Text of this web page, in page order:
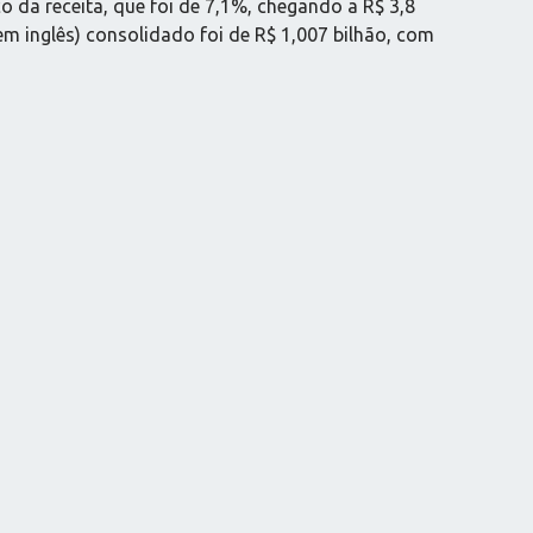
da receita, que foi de 7,1%, chegando a R$ 3,8
inglês) consolidado foi de R$ 1,007 bilhão, com